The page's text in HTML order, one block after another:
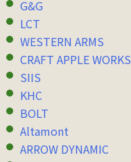
G&G
LCT
WESTERN ARMS
CRAFT APPLE WORKS
SIIS
KHC
BOLT
Altamont
ARROW DYNAMIC